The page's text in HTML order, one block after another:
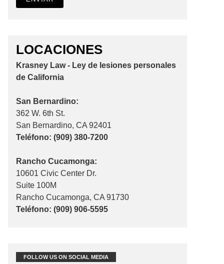
LOCACIONES
Krasney Law - Ley de lesiones personales
de California
San Bernardino:
362 W. 6th St.
San Bernardino, CA 92401
Teléfono: (909) 380-7200
Rancho Cucamonga:
10601 Civic Center Dr.
Suite 100M
Rancho Cucamonga, CA 91730
Teléfono: (909) 906-5595
FOLLOW US ON SOCIAL MEDIA